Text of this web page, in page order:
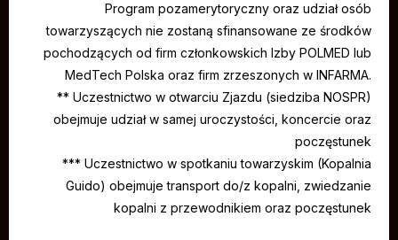
Program pozamerytoryczny oraz udział osób
towarzyszących nie zostaną sfinansowane ze środków
pochodzących od firm członkowskich Izby POLMED lub
MedTech Polska oraz firm zrzeszonych w INFARMA.
** Uczestnictwo w otwarciu Zjazdu (siedziba NOSPR)
obejmuje udział w samej uroczystości, koncercie oraz
poczęstunek
*** Uczestnictwo w spotkaniu towarzyskim (Kopalnia
Guido) obejmuje transport do/z kopalni, zwiedzanie
kopalni z przewodnikiem oraz poczęstunek